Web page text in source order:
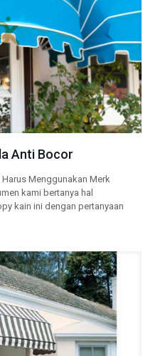
Anti Bocor
Menggunakan Merk
kami bertanya hal
kain ini dengan pertanyaan